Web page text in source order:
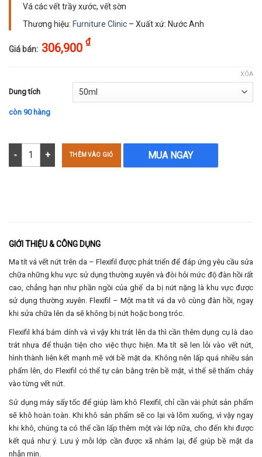
Vá các vết trầy xước, vết sờn
Thương hiệu: Furniture Clinic – Xuất xứ: Nước Anh
Giá bán: 306,900 ₫
Dung tích
XÓA
còn 90 hàng
Ma tít vá vết nứt trên da - Flexifil 50ml số lượng
THÊM VÀO GIỎ MUA NGAY
GIỚI THIỆU & CÔNG DỤNG
Ma tít vá vết nứt trên da – Flexifil được phát triển để đáp ứng yêu cầu sửa
chữa những khu vực sử dụng thường xuyên và đòi hỏi mức độ đàn hồi rất
cao, chẳng hạn như phần ngồi của ghế da bị nứt nặng là khu vực được
sử dụng thường xuyên. Flexifil – Một ma tít vá da vô cùng đàn hồi, ngay
khi sửa chữa lên da sẽ không bị nứt hoặc bong tróc.
Flexifil khá bám dính và vì vậy khi trát lên da thì cần thêm dụng cụ là dao
trát nhựa để thuận tiện cho việc thực hiện. Ma tít sẽ len lỏi vào vết nứt,
hình thành liên kết mạnh mẽ với bề mặt da. Không nên lấp quá nhiều sản
phẩm lên, do Flexifil có thể tự cân bằng trên bề mặt, vì thế sẽ thấm chảy
vào từng vết nứt.
Sử dụng máy sấy tốc để giúp làm khô Flexifil, chỉ cần vài phút sản phẩm
sẽ khô hoàn toàn. Khi khô sản phẩm sẽ co lại và lõm xuống, vì vậy ngay
khi khô, chúng ta có thể cần lấp thêm một vài lớp nữa, cho đến khi được
kết quả như ý. Lưu ý mỗi lớp cần được xã nhám lại, để giúp bề mặt da
nhẵn mịn.